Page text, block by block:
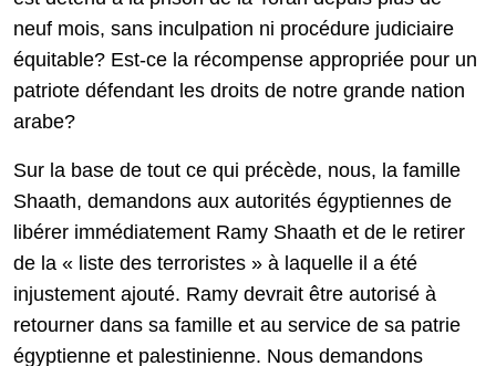
neuf mois, sans inculpation ni procédure judiciaire
équitable? Est-ce la récompense appropriée pour un
patriote défendant les droits de notre grande nation
arabe?
Sur la base de tout ce qui précède, nous, la famille
Shaath, demandons aux autorités égyptiennes de
libérer immédiatement Ramy Shaath et de le retirer
de la « liste des terroristes » à laquelle il a été
injustement ajouté. Ramy devrait être autorisé à
retourner dans sa famille et au service de sa patrie
égyptienne et palestinienne. Nous demandons